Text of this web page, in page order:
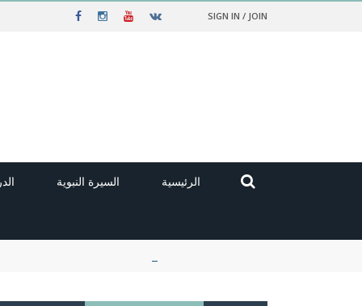
SIGN IN / JOIN
الرئيسية السيرة النبوية